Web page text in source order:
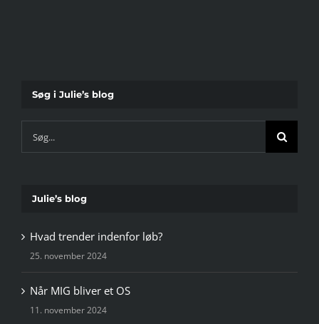
Søg i Julie’s blog
Søg
efter:
Julie’s blog
Hvad trender indenfor løb?
25. november 2024
Når MIG bliver et OS
11. november 2024